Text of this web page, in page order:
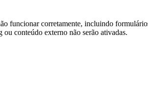
funcionar corretamente, incluindo
conteúdo externo não serão ativadas.